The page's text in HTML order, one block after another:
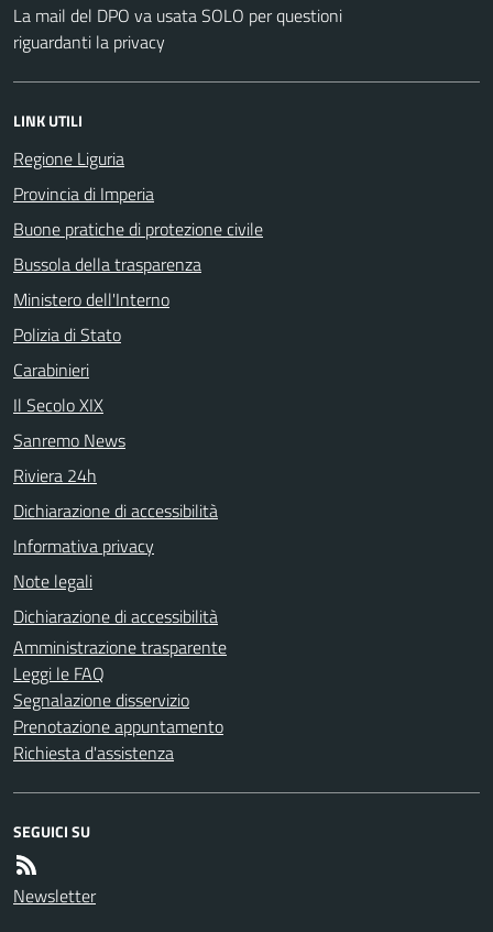
La mail del DPO va usata SOLO per questioni
riguardanti la privacy
LINK UTILI
Regione Liguria
Provincia di Imperia
Buone pratiche di protezione civile
Bussola della trasparenza
Ministero dell'Interno
Polizia di Stato
Carabinieri
Il Secolo XIX
Sanremo News
Riviera 24h
Dichiarazione di accessibilità
Informativa privacy
Note legali
Dichiarazione di accessibilità
Amministrazione trasparente
Leggi le FAQ
Segnalazione disservizio
Prenotazione appuntamento
Richiesta d'assistenza
SEGUICI SU
Newsletter